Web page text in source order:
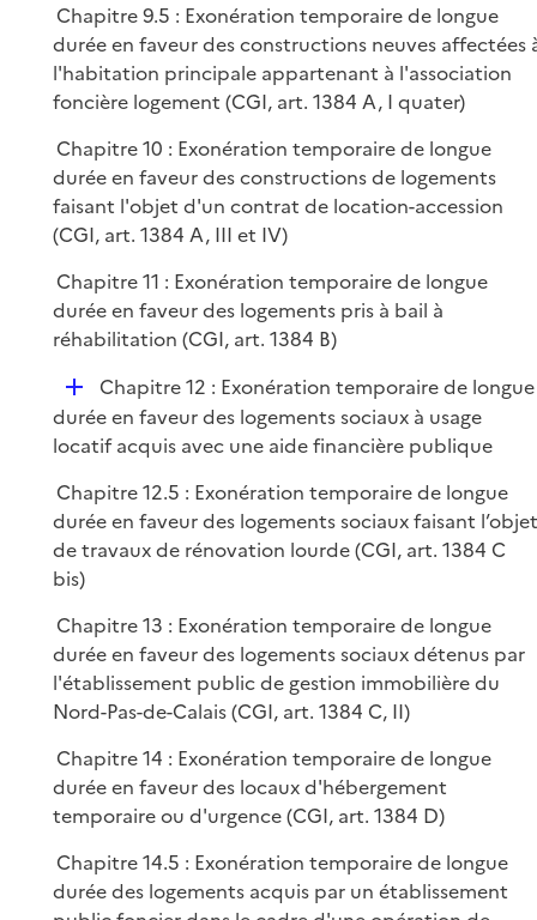
Chapitre 9.5 : Exonération temporaire de longue
durée en faveur des constructions neuves affectées
l'habitation principale appartenant à l'association
foncière logement (CGI, art. 1384 A, I quater)
Chapitre 10 : Exonération temporaire de longue
durée en faveur des constructions de logements
faisant l'objet d'un contrat de location-accession
(CGI, art. 1384 A, III et IV)
Chapitre 11 : Exonération temporaire de longue
durée en faveur des logements pris à bail à
réhabilitation (CGI, art. 1384 B)
D
é
p
i
e
r
Chapitre 12 : Exonération temporaire de longue
durée en faveur des logements sociaux à usage
locatif acquis avec une aide financière publique
Chapitre 12.5 : Exonération temporaire de longue
durée en faveur des logements sociaux faisant l’objet
de travaux de rénovation lourde (CGI, art. 1384 C
bis)
Chapitre 13 : Exonération temporaire de longue
durée en faveur des logements sociaux détenus par
l'établissement public de gestion immobilière du
Nord-Pas-de-Calais (CGI, art. 1384 C, II)
Chapitre 14 : Exonération temporaire de longue
durée en faveur des locaux d'hébergement
temporaire ou d'urgence (CGI, art. 1384 D)
Chapitre 14.5 : Exonération temporaire de longue
durée des logements acquis par un établissement